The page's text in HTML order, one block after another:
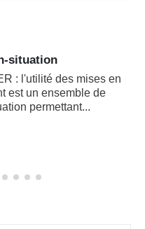
situation
: l'utilité des mises en
est un ensemble de
permettant...